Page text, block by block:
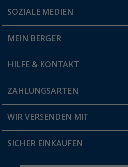
Du hast eine Frage?
Filiale finden
SOZIALE MEDIEN
MEIN BERGER
Vorteilskarte
Blog
Jobs & Karriere
HILFE & KONTAKT
FAQ & Kontakt
Versandinformationen
Rücksendung
ZAHLUNGSARTEN
WIR VERSENDEN MIT
SICHER EINKAUFEN